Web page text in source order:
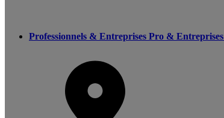
Professionnels & Entreprises Pro & Entreprises